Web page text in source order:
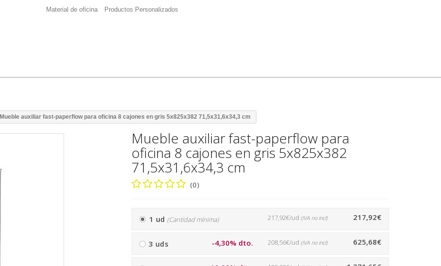
Material de oficina Productos Personalizados
Mueble auxiliar fast-paperflow para oficina 8 cajones en gris 5x825x382 71,5x31,6x34,3 cm
Mueble auxiliar fast-paperflow para
oficina 8 cajones en gris 5x825x382
71,5x31,6x34,3 cm
(0)
1 ud (Cantidad mínima) 217,92€
217,92€/ud (IVA no incl)
3 uds -4,30% dto. 625,68€
208,56€/ud (IVA no incl)